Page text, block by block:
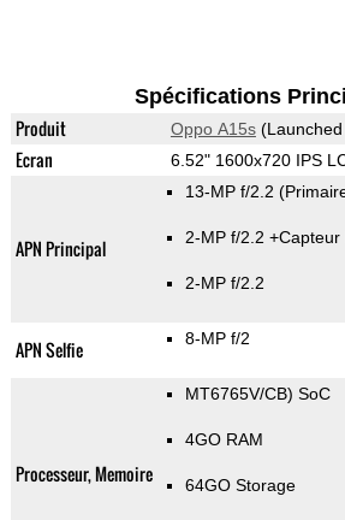
Spécifications
Produit Oppo A15s(Launched
Ecran 6.52" 1600x720 IPS
APN Principal
13-MP f/2.2
2-MP f/2.2 +Capteur
2-MP f/2.2
APN Selfie 8-MP f/2
Processeur, Memoire
MT6765V/CB) SoC
4GO RAM
64GO Storage